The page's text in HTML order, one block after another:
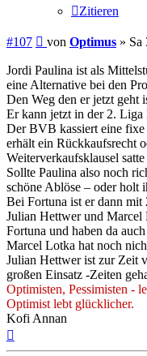
Zitieren
#107 Beitrag
von Optimus » Sa
Jordi Paulina ist als
eine Alternative bei den
Den Weg den er jetzt geht
Er kann jetzt in der 2. Liga
Der BVB kassiert eine
erhält ein Rückkaufsrecht
Weiterverkaufsklausel
Sollte Paulina also noch
schöne Ablöse – oder holt
Bei Fortuna ist er dann mit
Julian Hettwer und Marcel
Fortuna und haben da
Marcel Lotka hat noch
Julian Hettwer ist zur Zeit
großen Einsatz -Zeiten
Optimisten, Pessimisten -
Optimist lebt glücklicher.
Kofi Annan